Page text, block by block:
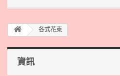
各式花束
資訊